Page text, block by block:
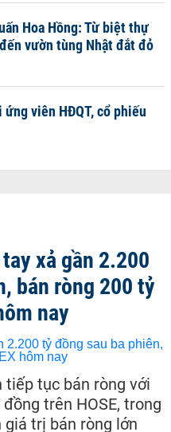
Hoa Hồng: Từ biệt thự
vườn tùng Nhật đắt đỏ
viên HĐQT, cổ phiếu
xả gần 2.200
bán ròng 200 tỷ
nay
tiếp tục bán ròng với
trên HOSE, trong
giá trị bán ròng lớn